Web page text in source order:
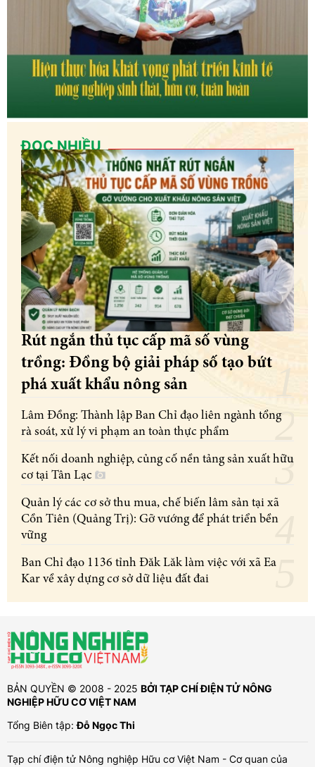
ĐỌC NHIỀU
Rút ngắn thủ tục cấp mã số vùng
trồng: Đồng bộ giải pháp số tạo bứt
phá xuất khẩu nông sản
Lâm Đồng: Thành lập Ban Chỉ đạo liên ngành tổng
rà soát, xử lý vi phạm an toàn thực phẩm
Kết nối doanh nghiệp, củng cố nền tảng sản xuất hữu
cơ tại Tân Lạc
Quản lý các cơ sở thu mua, chế biến lâm sản tại xã
Cồn Tiên (Quảng Trị): Gỡ vướng để phát triển bền
vững
Ban Chỉ đạo 1136 tỉnh Đăk Lăk làm việc với xã Ea
Kar về xây dựng cơ sở dữ liệu đất đai
BẢN QUYỀN © 2008 - 2025 BỞI TẠP CHÍ ĐIỆN TỬ NÔNG
NGHIỆP HỮU CƠ VIỆT NAM
Tổng Biên tập:Đỗ Ngọc Thi
Tạp chí điện tử Nông nghiệp Hữu cơ Việt Nam - Cơ quan của